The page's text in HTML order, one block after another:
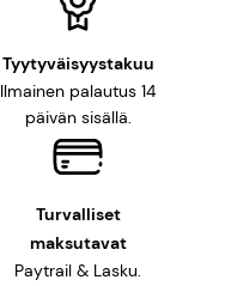
Tyytyväisyystakuu
Ilmainen palautus 14
päivän sisällä.
Turvalliset
maksutavat
Paytrail & Lasku.